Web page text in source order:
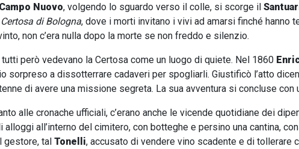
Campo Nuovo, volgendo lo sguardo verso il colle, si scorge il
di Bologna, dove i morti invitano i vivi ad amarsi finché hanno
non c’era nulla dopo la morte se non freddo e silenzio.
tutti però vedevano la Certosa come un luogo di quiete. Nel 1860
sorpreso a dissotterrare cadaveri per spogliarli. Giustificò l’atto
di avere una missione segreta. La sua avventura si concluse
alle cronache ufficiali, c’erano anche le vicende quotidiane dei
alloggi all’interno del cimitero, con botteghe e persino una cantina,
gestore, tal Tonelli, accusato di vendere vino scadente e di tollerare